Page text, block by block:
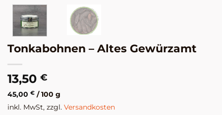
Tonkabohnen – Altes Gewürzamt
13,50 €
45,00 € /100 g
inkl. MwSt, zzgl. Versandkosten